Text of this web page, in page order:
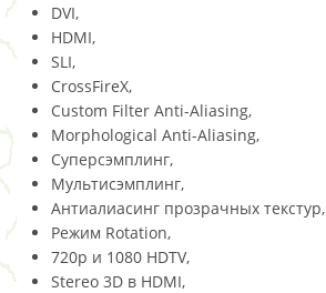
DVI,
HDMI,
SLI,
CrossFireX,
Custom Filter Anti-Aliasing,
Morphological Anti-Aliasing,
Суперсэмплинг,
Мультисэмплинг,
Антиалиасинг прозрачных текстур,
Режим Rotation,
720p и 1080 HDTV,
Stereo 3D в HDMI,